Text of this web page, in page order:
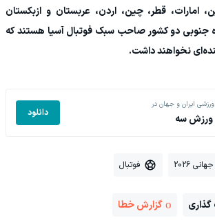
امارات، قطر، چین، اردن، عربستان و ازبکستان
جنوبی دو کشور صاحب سبک فوتبال آسیا هستند که
نخواهند داشت.
ورزشی ایران و جهان در
ورزش سه دانلود
2026 فوتبال
گذاری گزارش خطا